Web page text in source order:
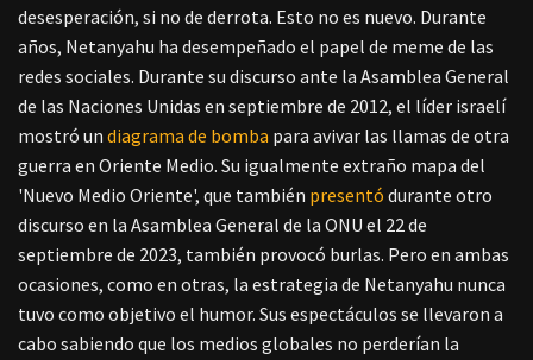
desesperación, si no de derrota. Esto no es nuevo. Durante
años, Netanyahu ha desempeñado el papel de meme de las
redes sociales. Durante su discurso ante la Asamblea General
de las Naciones Unidas en septiembre de 2012, el líder israelí
mostró un diagrama de bomba para avivar las llamas de otra
guerra en Oriente Medio. Su igualmente extraño mapa del
'Nuevo Medio Oriente', que también presentó durante otro
discurso en la Asamblea General de la ONU el 22 de
septiembre de 2023, también provocó burlas. Pero en ambas
ocasiones, como en otras, la estrategia de Netanyahu nunca
tuvo como objetivo el humor. Sus espectáculos se llevaron a
cabo sabiendo que los medios globales no perderían la